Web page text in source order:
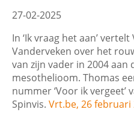
27-02-2025
In ‘Ik vraag het aan’
Vanderveken over het
van zijn vader in 2004 aan
mesothelioom. Thomas
nummer ‘Voor ik
Spinvis. Vrt.be, 26 februari